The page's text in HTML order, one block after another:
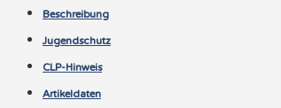
Beschreibung
Jugendschutz
CLP-Hinweis
Artikeldaten